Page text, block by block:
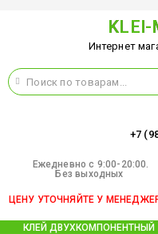
KLEI-
Интернет
+7
Ежедневно c 9:00-20:00.
Без выходных
ЦЕНУ УТОЧНЯЙТЕ У
КЛЕЙ ДВУХКОМПОНЕНТНЫЙ